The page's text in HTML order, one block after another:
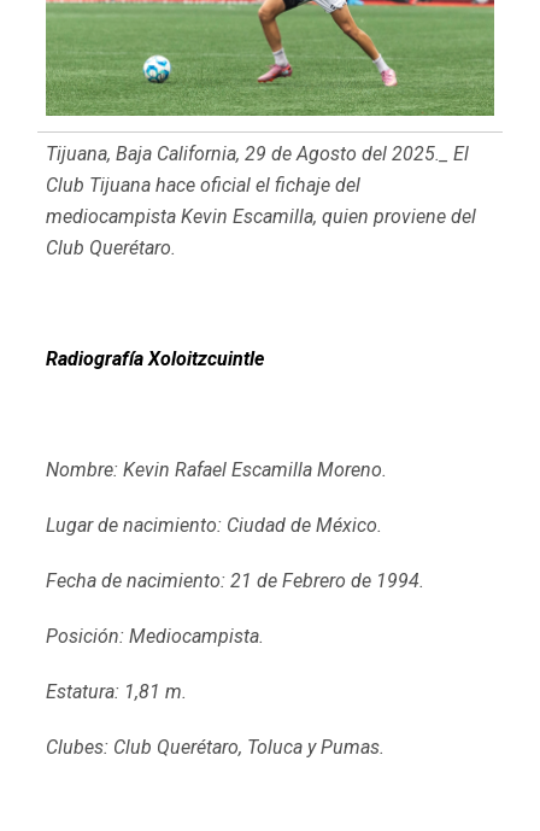
Tijuana, Baja California, 29 de Agosto del 2025._ El
Club Tijuana hace oficial el fichaje del
mediocampista Kevin Escamilla, quien proviene del
Club Querétaro.
Radiografía Xoloitzcuintle
Nombre: Kevin Rafael Escamilla Moreno.
Lugar de nacimiento: Ciudad de México.
Fecha de nacimiento: 21 de Febrero de 1994.
Posición: Mediocampista.
Estatura: 1,81 m.
Clubes: Club Querétaro, Toluca y Pumas.